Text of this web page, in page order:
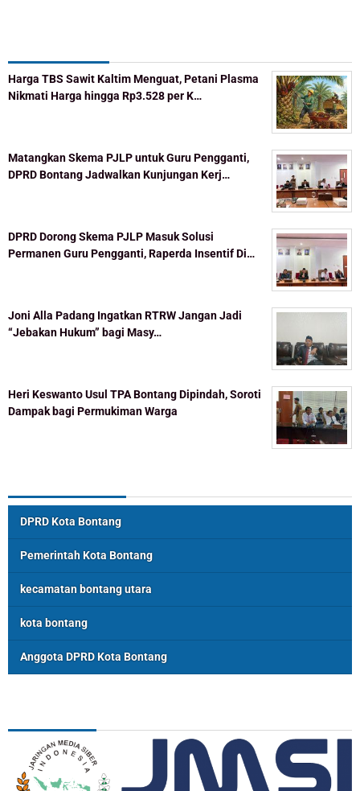
Harga TBS Sawit Kaltim Menguat, Petani Plasma
Nikmati Harga hingga Rp3.528 per K…
Matangkan Skema PJLP untuk Guru Pengganti,
DPRD Bontang Jadwalkan Kunjungan Kerj…
DPRD Dorong Skema PJLP Masuk Solusi
Permanen Guru Pengganti, Raperda Insentif Di…
Joni Alla Padang Ingatkan RTRW Jangan Jadi
“Jebakan Hukum” bagi Masy…
Heri Keswanto Usul TPA Bontang Dipindah, Soroti
Dampak bagi Permukiman Warga
DPRD Kota Bontang
Pemerintah Kota Bontang
kecamatan bontang utara
kota bontang
Anggota DPRD Kota Bontang